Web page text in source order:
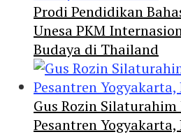
Prodi Pendidikan
Unesa PKM
Budaya di Thailand
Gus Rozin
Pesantren